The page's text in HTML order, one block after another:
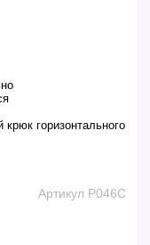
горизонтального
Артикул P046C